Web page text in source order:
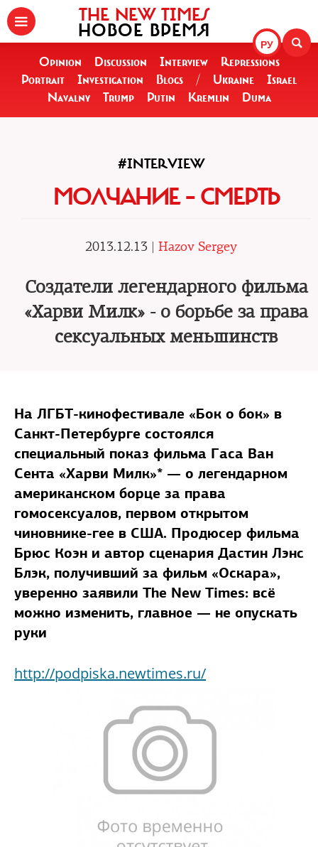
РУ
THE NEW TIMES
НОВОЕ ВРЕМЯ
Opinion Discussion Interview
Repressions
Portrait
Investigation Blogs / Ukraine
Israel
Navalny
Trump Putin Kremlin Duma
#INTERVIEW
МОЛЧАНИЕ – СМЕРТЬ
2013.12.13 | Hazov Sergey
Создатели легендарного фильма
«Харви Милк» - о борьбе за права
сексуальных меньшинств
На ЛГБТ-кинофестивале «Бок о бок» в
Санкт-Петербурге состоялся
специальный показ фильма Гаса Ван
Сента «Харви Милк»* — о легендарном
американском борце за права
гомосексуалов, первом открытом
чиновнике-гее в США. Продюсер фильма
Брюс Коэн и автор сценария Дастин Лэнс
Блэк, получивший за фильм «Оскара»,
уверенно заявили The New Times: всё
можно изменить, главное — не опускать
руки
http://podpiska.newtimes.ru/